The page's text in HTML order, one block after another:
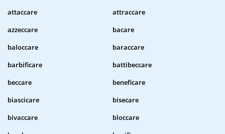
attaccare
attraccare
azzeccare
bacare
baloccare
baraccare
barbificare
battibeccare
beccare
beneficare
biascicare
bisecare
bivaccare
bloccare